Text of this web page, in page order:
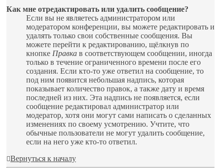
Как мне отредактировать или удалить сообщение?
Если вы не являетесь администратором или
модератором конференции, вы можете редактировать и
удалять только свои собственные сообщения. Вы
можете перейти к редактированию, щёлкнув по
кнопке Правка в соответствующем сообщении, иногда
только в течение ограниченного времени после его
создания. Если кто-то уже ответил на сообщение, то
под ним появится небольшая надпись, которая
показывает количество правок, а также дату и время
последней из них. Эта надпись не появляется, если
сообщение редактировал администратор или
модератор, хотя они могут сами написать о сделанных
изменениях по своему усмотрению. Учтите, что
обычные пользователи не могут удалить сообщение,
если на него уже кто-то ответил.
Вернуться к началу